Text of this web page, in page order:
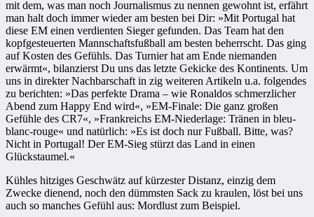
mit dem, was man noch Journalismus zu nennen gewohnt ist, erfährt
man halt doch immer wieder am besten bei Dir: »Mit Portugal hat
diese EM einen verdienten Sieger gefunden. Das Team hat den
kopfgesteuerten Mannschaftsfußball am besten beherrscht. Das ging
auf Kosten des Gefühls. Das Turnier hat am Ende niemanden
erwärmt«, bilanzierst Du uns das letzte Gekicke des Kontinents. Um
uns in direkter Nachbarschaft in zig weiteren Artikeln u.a. folgendes
zu berichten: »Das perfekte Drama – wie Ronaldos schmerzlicher
Abend zum Happy End wird«, »EM-Finale: Die ganz großen
Gefühle des CR7«, »Frankreichs EM-Niederlage: Tränen in bleu-
blanc-rouge« und natürlich: »Es ist doch nur Fußball. Bitte, was?
Nicht in Portugal! Der EM-Sieg stürzt das Land in einen
Glückstaumel.«
Kühles hitziges Geschwätz auf kürzester Distanz, einzig dem
Zwecke dienend, noch den dümmsten Sack zu kraulen, löst bei uns
auch so manches Gefühl aus: Mordlust zum Beispiel.